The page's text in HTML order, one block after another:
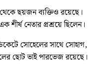
থেকে ছয়জন ব্যক্তিও রয়েছে।
নেতার প্রশ্রয়ে ছিলেন।
সোহেলের সাথে সোহাগ,
ছোট ভাই পারভেজ রয়েছে।